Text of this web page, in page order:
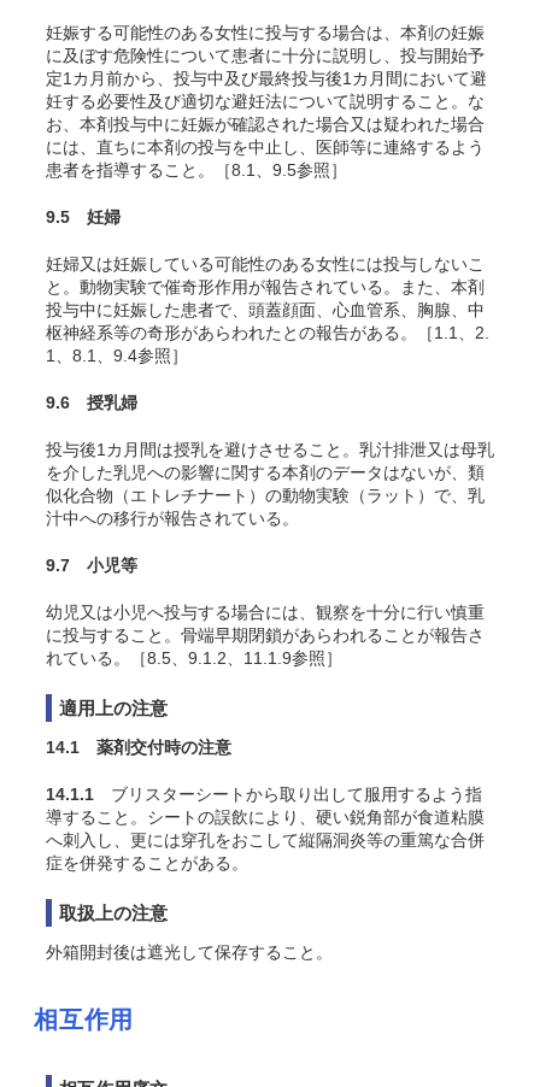
妊娠する可能性のある女性に投与する場合は、本剤の妊娠
に及ぼす危険性について患者に十分に説明し、投与開始予
定1カ月前から、投与中及び最終投与後1カ月間において避
妊する必要性及び適切な避妊法について説明すること。な
お、本剤投与中に妊娠が確認された場合又は疑われた場合
には、直ちに本剤の投与を中止し、医師等に連絡するよう
患者を指導すること。［8.1、9.5参照］
9.5 妊婦
妊婦又は妊娠している可能性のある女性には投与しないこ
と。動物実験で催奇形作用が報告されている。また、本剤
投与中に妊娠した患者で、頭蓋顔面、心血管系、胸腺、中
枢神経系等の奇形があらわれたとの報告がある。［1.1、2.
1、8.1、9.4参照］
9.6 授乳婦
投与後1カ月間は授乳を避けさせること。乳汁排泄又は母乳
を介した乳児への影響に関する本剤のデータはないが、類
似化合物（エトレチナート）の動物実験（ラット）で、乳
汁中への移行が報告されている。
9.7 小児等
幼児又は小児へ投与する場合には、観察を十分に行い慎重
に投与すること。骨端早期閉鎖があらわれることが報告さ
れている。［8.5、9.1.2、11.1.9参照］
適用上の注意
14.1 薬剤交付時の注意
14.1.1 ブリスターシートから取り出して服用するよう指
導すること。シートの誤飲により、硬い鋭角部が食道粘膜
へ刺入し、更には穿孔をおこして縦隔洞炎等の重篤な合併
症を併発することがある。
取扱上の注意
外箱開封後は遮光して保存すること。
相互作用